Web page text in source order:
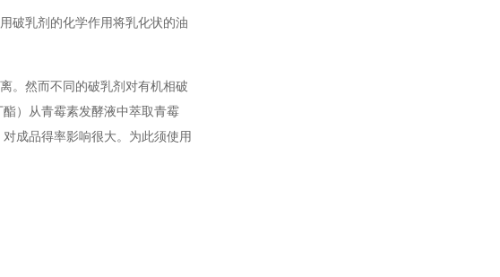
破乳剂的化学作用将乳化状的油
。然而不同的破乳剂对有机相破
）从青霉素发酵液中萃取青霉
成品得率影响很大。为此须使用